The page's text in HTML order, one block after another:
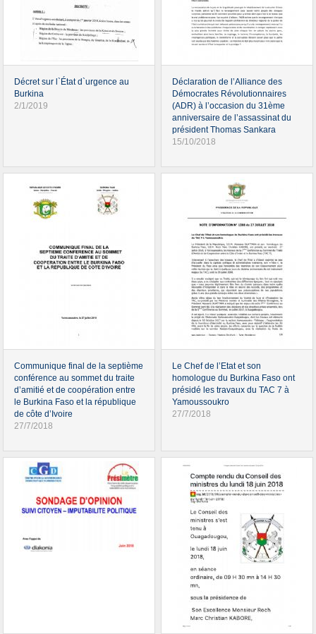
Décret sur l`État d`urgence au
Burkina
2/1/2019
Déclaration de l’Alliance des
Démocrates Révolutionnaires
(ADR) à l’occasion du 31ème
anniversaire de l’assassinat du
président Thomas Sankara
15/10/2018
Communique final de la septième
conférence au sommet du traite
d’amitié et de coopération entre
le Burkina Faso et la république
de côte d’Ivoire
27/7/2018
Le Chef de l’Etat et son
homologue du Burkina Faso ont
présidé les travaux du TAC 7 à
Yamoussoukro
27/7/2018